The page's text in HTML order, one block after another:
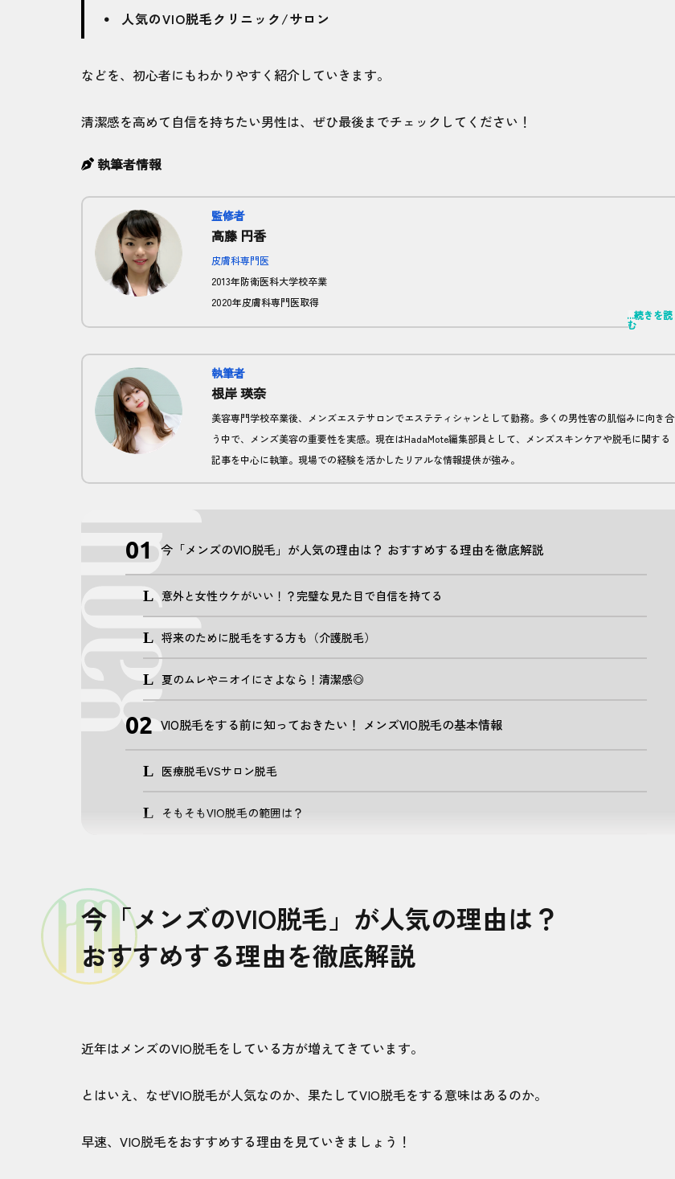
人気のVIO脱毛クリニック/サロン
などを、初心者にもわかりやすく紹介していきます。
清潔感を高めて自信を持ちたい男性は、ぜひ最後までチェックしてください！
執筆者情報
監修者
高藤 円香
皮膚科専門医
2013年防衛医科大学校卒業
2020年皮膚科専門医取得
大阪大学医学部附属病院、自衛隊阪神病院で勤務。現在は正しい脱毛の知識を広めるため、HadaMoteの全
...続きを読
む
執筆者
根岸 瑛奈
美容専門学校卒業後、メンズエステサロンでエステティシャンとして勤務。多くの男性客の肌悩みに向き合
う中で、メンズ美容の重要性を実感。現在はHadaMote編集部員として、メンズスキンケアや脱毛に関する
記事を中心に執筆。現場での経験を活かしたリアルな情報提供が強み。
今「メンズのVIO脱毛」が人気の理由は？ おすすめする理由を徹底解説
意外と女性ウケがいい！？完璧な見た目で自信を持てる
将来のために脱毛をする方も（介護脱毛）
夏のムレやニオイにさよなら！清潔感◎
VIO脱毛をする前に知っておきたい！ メンズVIO脱毛の基本情報
医療脱毛VSサロン脱毛
そもそもVIO脱毛の範囲は？
メンズVIO脱毛の人気クリニック＆サロンを徹底比較
今「メンズのVIO脱毛」が人気の理由は？
おすすめする理由を徹底解説
近年はメンズのVIO脱毛をしている方が増えてきています。
とはいえ、なぜVIO脱毛が人気なのか、果たしてVIO脱毛をする意味はあるのか。
早速、VIO脱毛をおすすめする理由を見ていきましょう！